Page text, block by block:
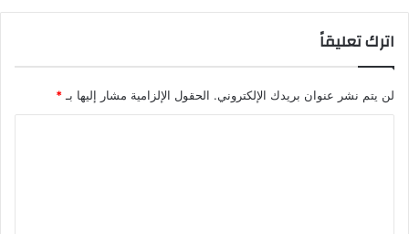
اترك تعليقاً
لن يتم نشر عنوان بريدك الإلكتروني. الحقول الإلزامية مشار إليها بـ*